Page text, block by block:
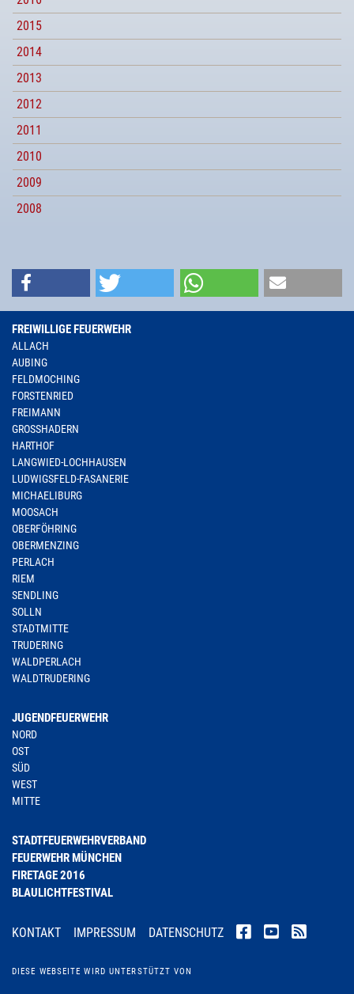
2015
2014
2013
2012
2011
2010
2009
2008
FREIWILLIGE FEUERWEHR
ALLACH
AUBING
FELDMOCHING
FORSTENRIED
FREIMANN
GROSSHADERN
HARTHOF
LANGWIED-LOCHHAUSEN
LUDWIGSFELD-FASANERIE
MICHAELIBURG
MOOSACH
OBERFÖHRING
OBERMENZING
PERLACH
RIEM
SENDLING
SOLLN
STADTMITTE
TRUDERING
WALDPERLACH
WALDTRUDERING
JUGENDFEUERWEHR
NORD
OST
SÜD
WEST
MITTE
STADTFEUERWEHRVERBAND
FEUERWEHR MÜNCHEN
FIRETAGE 2016
BLAULICHTFESTIVAL
KONTAKT IMPRESSUM DATENSCHUTZ
DIESE WEBSEITE WIRD UNTERSTÜTZT VON